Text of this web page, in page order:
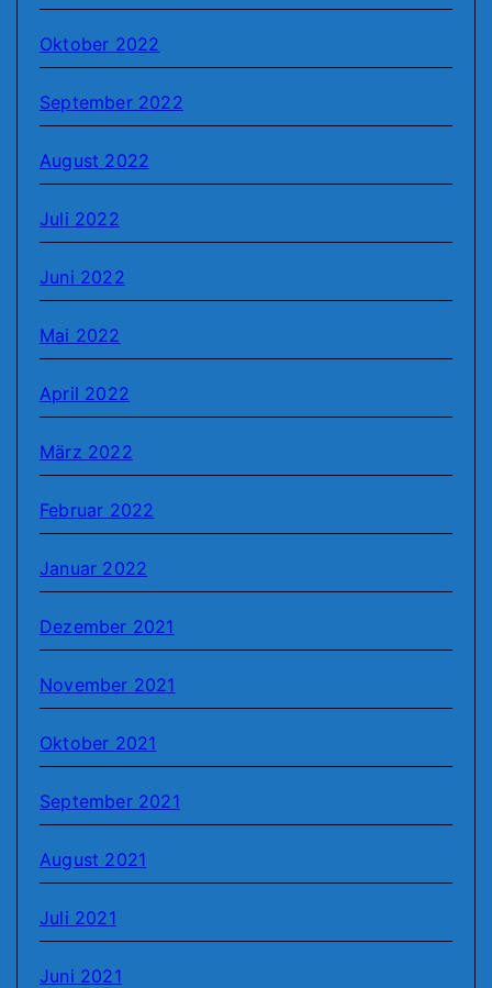
Oktober 2022
September 2022
August 2022
Juli 2022
Juni 2022
Mai 2022
April 2022
März 2022
Februar 2022
Januar 2022
Dezember 2021
November 2021
Oktober 2021
September 2021
August 2021
Juli 2021
Juni 2021